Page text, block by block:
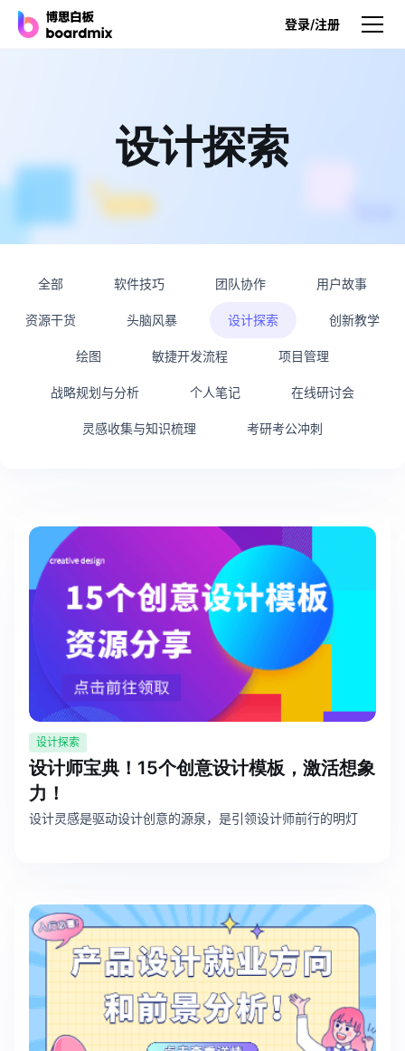
登录/注册
博思白板
无限画布，AI加持，实时协作
在您的网站或应用集成白板
博思AI
博思白板离线版
本地笔记存储，隐私白板空间
一体化产品设计工具
资源与下载
向团队介绍
博思白板boardmix
下载
客户端、插件
团队协作提效
素材整理
涂鸦画板
在线绘图
思维和灵感整理
流程整理
客户旅程图
设计探索
全部 软件技巧 团队协作 用户故事
资源干货 头脑风暴 设计探索 创新教学
绘图 敏捷开发流程 项目管理
战略规划与分析 个人笔记 在线研讨会
灵感收集与知识梳理 考研考公冲刺
设计探索
设计师宝典！15个创意设计模板，激活想象
力！
设计灵感是驱动设计创意的源泉，是引领设计师前行的明灯